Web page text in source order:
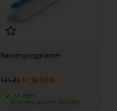
Bassengveggkanter
121,25 57,50 NOK
På lager
Vi sender pakken din i dag